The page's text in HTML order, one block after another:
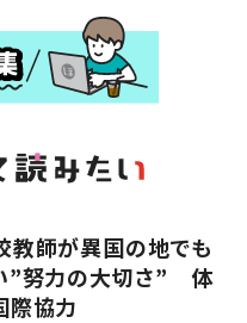
教師が異国の地でも
”努力の大切さ” 体
際協力